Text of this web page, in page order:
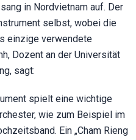
in Nordvietnam auf. Der
selbst, wobei die
einzige verwendete
Dozent an der Universität
sagt:
spielt eine wichtige
wie zum Beispiel im
Ein „Cham Rieng